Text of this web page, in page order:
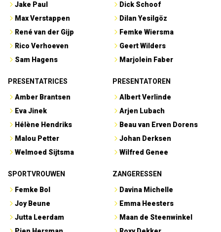
Jake Paul
Max Verstappen
René van der Gijp
Rico Verhoeven
Sam Hagens
Dick Schoof
Dilan Yesilgöz
Femke Wiersma
Geert Wilders
Marjolein Faber
PRESENTATRICES
Amber Brantsen
Eva Jinek
Hélène Hendriks
Malou Petter
Welmoed Sijtsma
PRESENTATOREN
Albert Verlinde
Arjen Lubach
Beau van Erven Dorens
Johan Derksen
Wilfred Genee
SPORTVROUWEN
Femke Bol
Joy Beune
Jutta Leerdam
ZANGERESSEN
Davina Michelle
Emma Heesters
Maan de Steenwinkel